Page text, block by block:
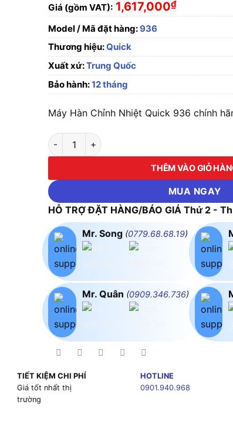
Giá (gồm VAT): 1,617,000₫
Model / Mã đặt hàng:936
Thương hiệu:Quick
Xuất xứ:Trung Quốc
Bảo hành:12 tháng
Máy Hàn Chỉnh Nhiệt Quick 936 chính
Máy Hàn Chỉnh Nhiệt Quick 936 số lượng
THÊM VÀO GIỎ
MUA NGAY
HỖ TRỢ ĐẶT HÀNG/BÁO GIÁ Thứ 2 -
Mr. Song (0779.68.68.19)
Mr. Quân (0909.346.736)
TIẾT KIỆM CHI PHÍ
Giá tốt nhất thị
trường
HOTLINE
0901.940.968